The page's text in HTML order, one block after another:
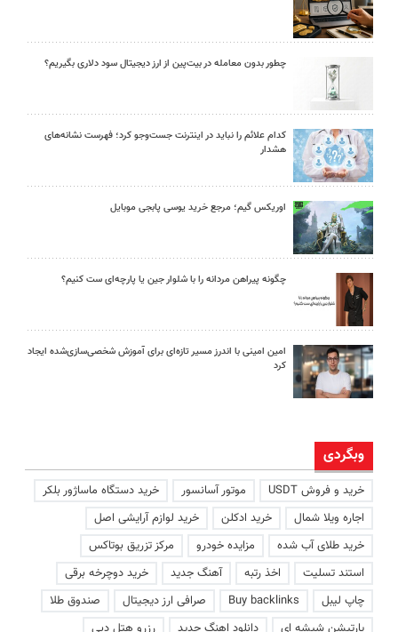
چطور بدون معامله در بیت‌پین از ارز دیجیتال سود دلاری بگیریم؟
کدام علائم را نباید در اینترنت جست‌وجو کرد؛ فهرست نشانه‌های
هشدار
اوریکس گیم؛ مرجع خرید یوسی پابجی موبایل
چگونه پیراهن مردانه را با شلوار جین یا پارچه‌ای ست کنیم؟
امین امینی با اندرز مسیر تازه‌ای برای آموزش شخصی‌سازی‌شده ایجاد
کرد
وبگردی
خرید و فروش USDT موتور آسانسور
خرید دستگاه ماساژور بلکر
اجاره ویلا شمال
خرید ادکلن
خرید لوازم آرایشی اصل
خرید طلای آب شده
مزایده خودرو
مرکز تزریق بوتاکس
استند تسلیت
اخذ رتبه آهنگ جدید
خرید دوچرخه برقی
چاپ لیبل
Buy backlinks صرافی ارز دیجیتال
صندوق طلا
پارتیشن شیشه ای
دانلود اهنگ جدید
رزرو هتل دبی